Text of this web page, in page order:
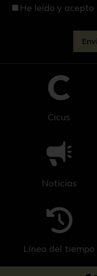
He leído y acepto
Cicus
Noticias
Línea del tiempo